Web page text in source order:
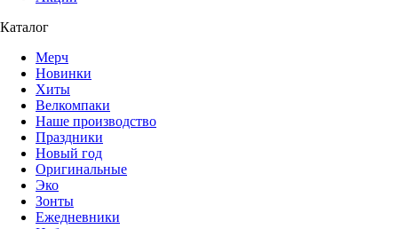
Каталог
Мерч
Новинки
Хиты
Велкомпаки
Наше производство
Праздники
Новый год
Оригинальные
Эко
Зонты
Ежедневники